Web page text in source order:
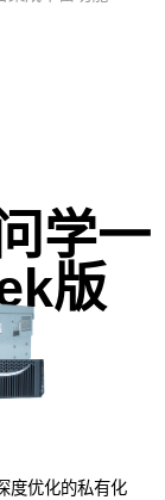
学一
版
度优化的私有化